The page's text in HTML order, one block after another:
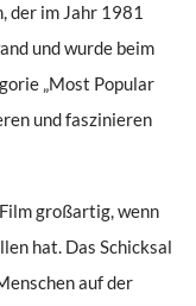
der im Jahr 1981
und wurde beim
„Most Popular
und faszinieren
großartig, wenn
hat. Das Schicksal
auf der